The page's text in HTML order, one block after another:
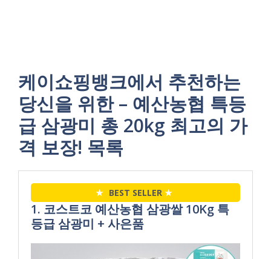
케이쇼핑뱅크에서 추천하는
당신을 위한 – 예산농협 특등
급 삼광미 총 20kg 최고의 가
격 보장! 목록
★ BEST SELLER ★
1. 코스트코 예산농협 삼광쌀 10Kg 특
등급 삼광미 + 사은품